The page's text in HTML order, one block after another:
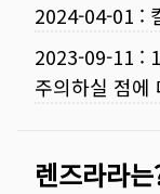
2024-04-01 :
2023-09-11 :
주의하실 점에
렌즈라라는